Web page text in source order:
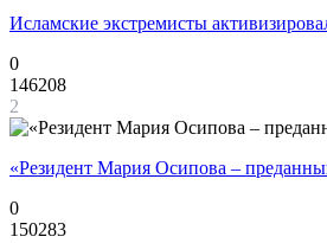
Исламские экстремисты
0
146208
2
«Резидент Мария Осипова –
0
150283